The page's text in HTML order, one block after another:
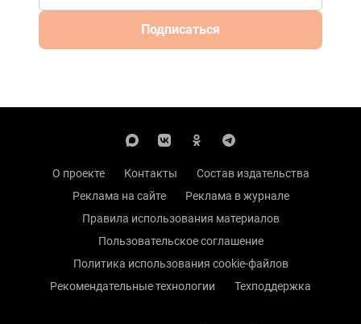
Подписаться
О проекте Контакты
Состав издательства
Реклама на сайте
Реклама в журнале
Правила использования материалов
Пользовательское соглашение
Политика использования cookie-файлов
Рекомендательные технологии
Техподдержка